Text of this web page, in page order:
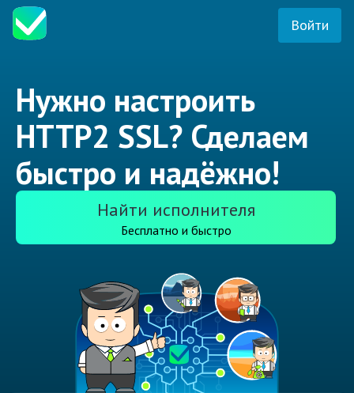
Войти
Нужно настроить
HTTP2 SSL? Сделаем
быстро и надёжно!
Найти исполнителя
Бесплатно и быстро